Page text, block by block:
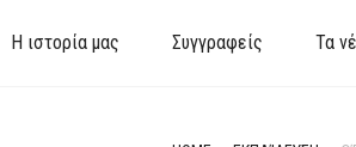
Η ιστορία μας Συγγραφείς Τα